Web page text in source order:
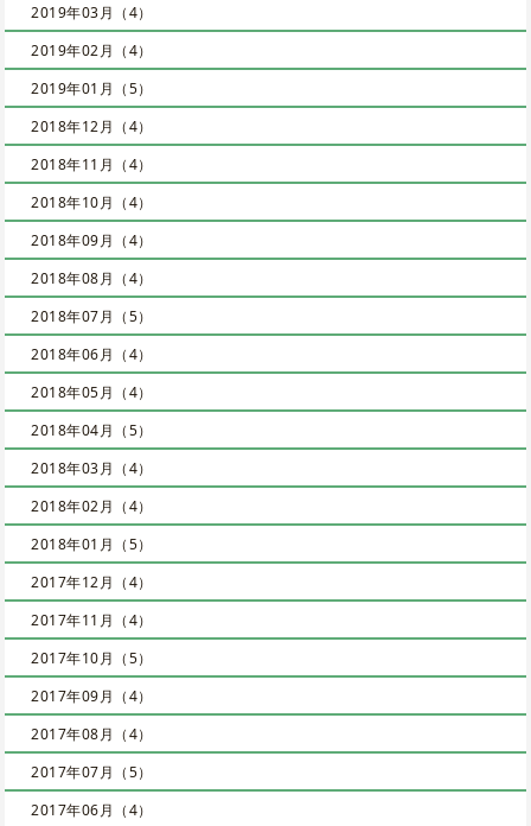
2019年03月（4）
2019年02月（4）
2019年01月（5）
2018年12月（4）
2018年11月（4）
2018年10月（4）
2018年09月（4）
2018年08月（4）
2018年07月（5）
2018年06月（4）
2018年05月（4）
2018年04月（5）
2018年03月（4）
2018年02月（4）
2018年01月（5）
2017年12月（4）
2017年11月（4）
2017年10月（5）
2017年09月（4）
2017年08月（4）
2017年07月（5）
2017年06月（4）